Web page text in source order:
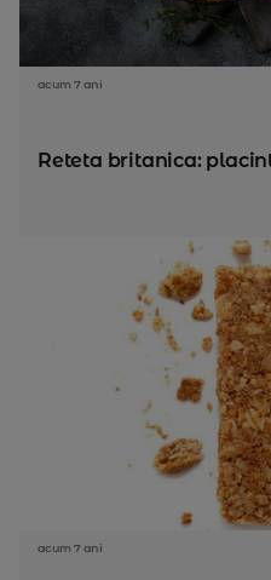
acum 7 ani
Reteta britanica:
acum 7 ani